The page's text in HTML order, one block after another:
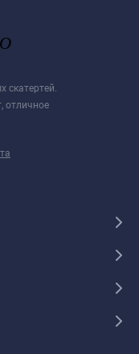
скатертей.
отличное